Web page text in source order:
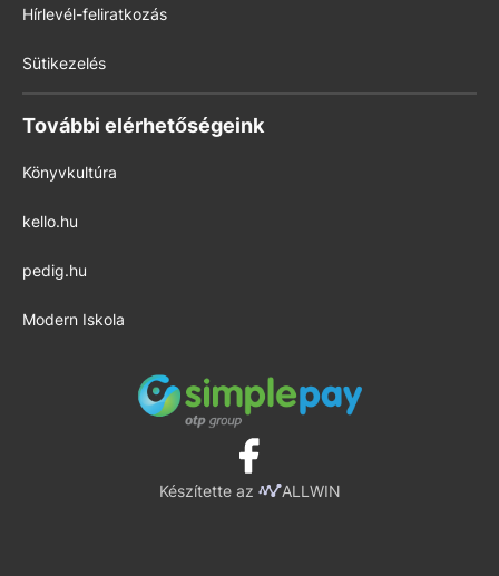
Hírlevél-feliratkozás
Sütikezelés
További elérhetőségeink
Könyvkultúra
kello.hu
pedig.hu
Modern Iskola
Készítette az ALLWIN